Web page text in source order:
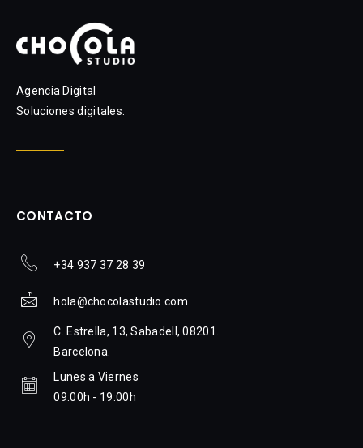
Agencia Digital
Soluciones digitales.
CONTACTO
+34 937 37 28 39
hola@chocolastudio.com
C. Estrella, 13, Sabadell, 08201.
Barcelona.
Lunes a Viernes
09:00h - 19:00h